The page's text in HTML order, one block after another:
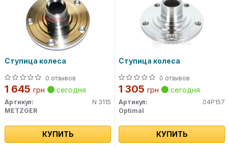
Ступица колеса
0 отзывов
1 645 грн сегодня
Артикул:
N 3115
METZGER
КУПИТЬ
Ступица колеса
0 отзывов
1 305 грн сегодня
Артикул:
04P157
Optimal
КУПИТЬ